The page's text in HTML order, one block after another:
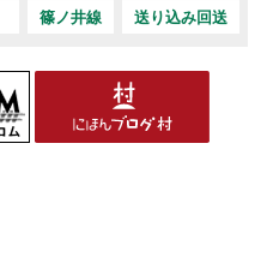
篠ノ井線 送り込み回送